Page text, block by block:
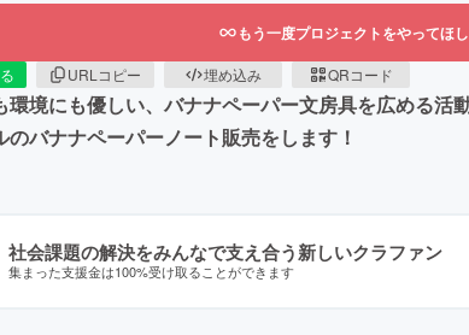
もう一度プロジェクトをやってほ
URLコピー 埋め込み QRコード
境にも優しい、バナナペーパー文房具を広める
バナナペーパーノート販売をします！
社会課題の解決をみんなで支え合う新しいクラファン
集まった支援金は100%受け取ることができます